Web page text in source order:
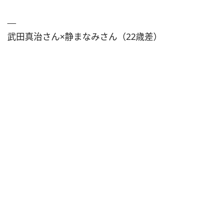
武田真治さん×静まなみさん（22歳差）